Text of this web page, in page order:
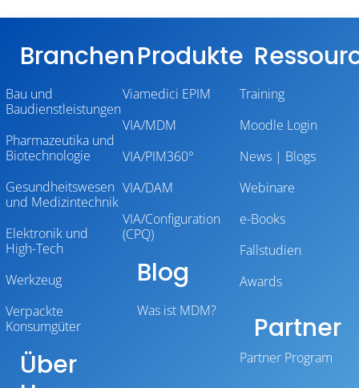
Branchen
Bau und
Baudienstleistungen
Pharmazeutika und
Biotechnologie
Gesundheitswesen
und Medizintechnik
Elektronik und
High-Tech
Werkzeug
Verpackte
Konsumgüter
Über
Produkte
Viamedici EPIM
VIA/MDM
VIA/PIM360°
VIA/DAM
VIA/Configuration
(CPQ)
Blog
Was ist MDM?
Training
Moodle Login
News | Blogs
Webinare
e-Books
Fallstudien
Awards
Partner
Partner Program